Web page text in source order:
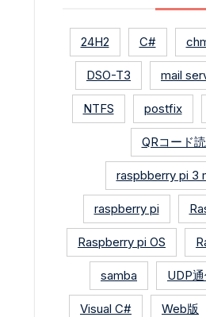
24H2 C#
DSO-T3 mail
NTFS postfix
QRコード
raspbberry pi 3
raspberry pi
Raspberry pi OS
samba UDP
Visual C# Web版